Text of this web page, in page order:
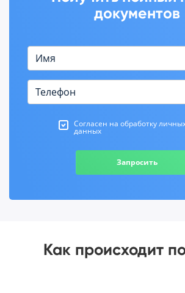
документов
Согласен на обработку
данных
Запросить
Как происходит